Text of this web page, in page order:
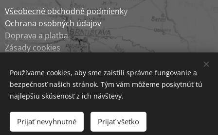
Všeobecné obchodné podmienky
Ochrana osobných údajov
Doprava a platba
Zásady cookies
Cookies
Používame cookies, aby sme zaistili správne fungovanie a
bezpečnosť našich stránok. Tým vám môžeme poskytnúť tú
najlepšiu skúsenosť z ich návštevy.
Prijať nevyhnutné Prijať všetko